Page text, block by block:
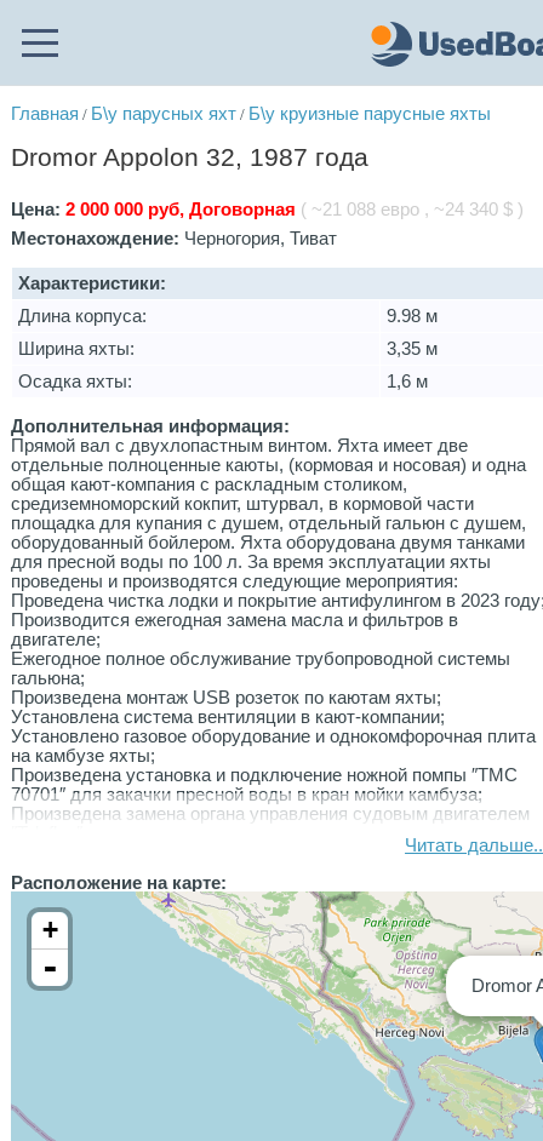
Главная / Б\у парусных яхт / Б\у круизные парусные яхты
Dromor Appolon 32, 1987 года
Цена:2 000 000 руб, Договорная ( ~21 088 евро , ~24 340 $ )
Местонахождение: Черногория, Тиват
Характеристики:
Длина корпуса:
9.98 м
Ширина яхты:
3,35 м
Осадка яхты:
1,6 м
Дополнительная информация:
Прямой вал с двухлопастным винтом. Яхта имеет две
отдельные полноценные каюты, (кормовая и носовая) и одна
общая кают-компания с раскладным столиком,
средиземноморский кокпит, штурвал, в кормовой части
площадка для купания с душем, отдельный гальюн с душем,
оборудованный бойлером. Яхта оборудована двумя танками
для пресной воды по 100 л. За время эксплуатации яхты
проведены и производятся следующие мероприятия:
Проведена чистка лодки и покрытие антифулингом в 2023
Производится ежегодная замена масла и фильтров в
двигателе;
Ежегодное полное обслуживание трубопроводной системы
гальюна;
Произведена монтаж USB розеток по каютам яхты;
Установлена система вентиляции в кают-компании;
Установлено газовое оборудование и однокомфорочная плита
на камбузе яхты;
Произведена установка и подключение ножной помпы ″TMC
70701″ для закачки пресной воды в кран мойки камбуза;
Произведена замена органа управления судовым двигателем
Произведена полная чистка и антибактериальная обработка
двух танков для хранения пресной воды;
Произведена замена ремня генератора на двигателе;
Так же на яхте имеется солнечная панель, контроллер и
сервисный аккумулятор;место стоянки Тиват, Черногория
Читать
Расположение на карте:
Dromor
+
-